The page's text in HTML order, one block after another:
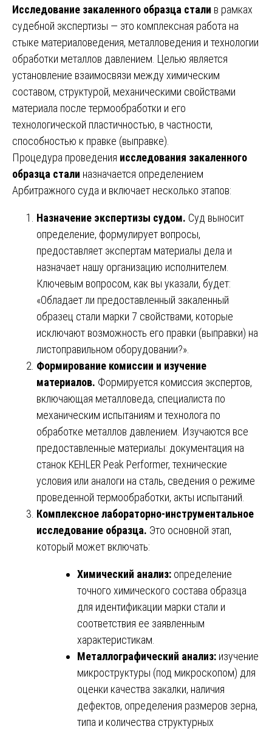
Исследование закаленного образца стали в рамках
судебной экспертизы — это комплексная работа на
стыке материаловедения, металловедения и технологии
обработки металлов давлением. Целью является
установление взаимосвязи между химическим
составом, структурой, механическими свойствами
материала после термообработки и его
технологической пластичностью, в частности,
способностью к правке (выправке).
Процедура проведения исследования закаленного
образца стали назначается определением
Арбитражного суда и включает несколько этапов:
Назначение экспертизы судом. Суд выносит
определение, формулирует вопросы,
предоставляет экспертам материалы дела и
назначает нашу организацию исполнителем.
Ключевым вопросом, как вы указали, будет:
«Обладает ли предоставленный закаленный
образец стали марки 7 свойствами, которые
исключают возможность его правки (выправки) на
листоправильном оборудовании?».
Формирование комиссии и изучение
материалов. Формируется комиссия экспертов,
включающая металловеда, специалиста по
механическим испытаниям и технолога по
обработке металлов давлением. Изучаются все
предоставленные материалы: документация на
станок KEHLER Peak Performer, технические
условия или аналоги на сталь, сведения о режиме
проведенной термообработки, акты испытаний.
Комплексное лабораторно-инструментальное
исследование образца. Это основной этап,
который может включать:
Химический анализ: определение
точного химического состава образца
для идентификации марки стали и
соответствия ее заявленным
характеристикам.
Металлографический анализ: изучение
микроструктуры (под микроскопом) для
оценки качества закалки, наличия
дефектов, определения размеров зерна,
типа и количества структурных